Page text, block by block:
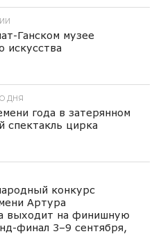
Ганском музее
искусства
ДНЯ
года в затерянном
спектакль цирка
конкурс
Артура
выходит на финишную
финал 3–9 сентября,